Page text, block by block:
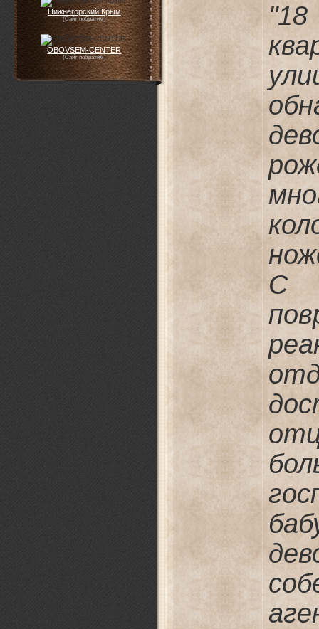
Нижнегорский Крым
(Сайт побратим)
OBOVSEM-CENTER
(Сайт побратим)
С